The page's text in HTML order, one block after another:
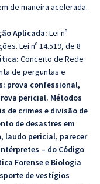
de maneira acelerada.
Aplicada: Lei nº
Lei nº 14.519, de 8
Conceito de Rede
de perguntas e
prova confessional,
pericial. Métodos
de crimes e divisão de
de desastres em
laudo pericial, parecer
– do Código
Forense e Biologia
de vestígios